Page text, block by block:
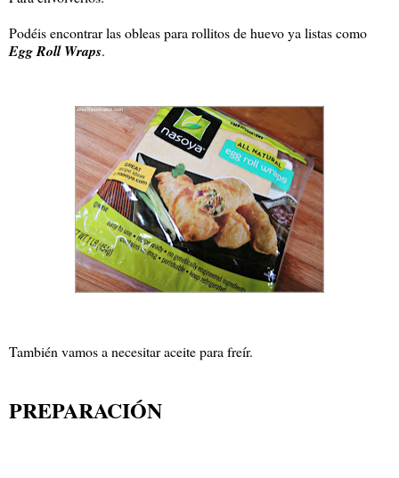
Podéis encontrar las obleas para rollitos de huevo ya listas como
Egg Roll Wraps.
También vamos a necesitar aceite para freír.
PREPARACIÓN